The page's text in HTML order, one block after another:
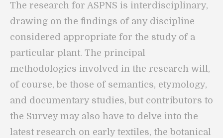
The research for ASPNS is interdisciplinary,
drawing on the findings of any discipline
considered appropriate for the study of a
particular plant. The principal
methodologies involved in the research will,
of course, be those of semantics, etymology,
and documentary studies, but contributors to
the Survey may also have to delve into the
latest research on early textiles, the botanical